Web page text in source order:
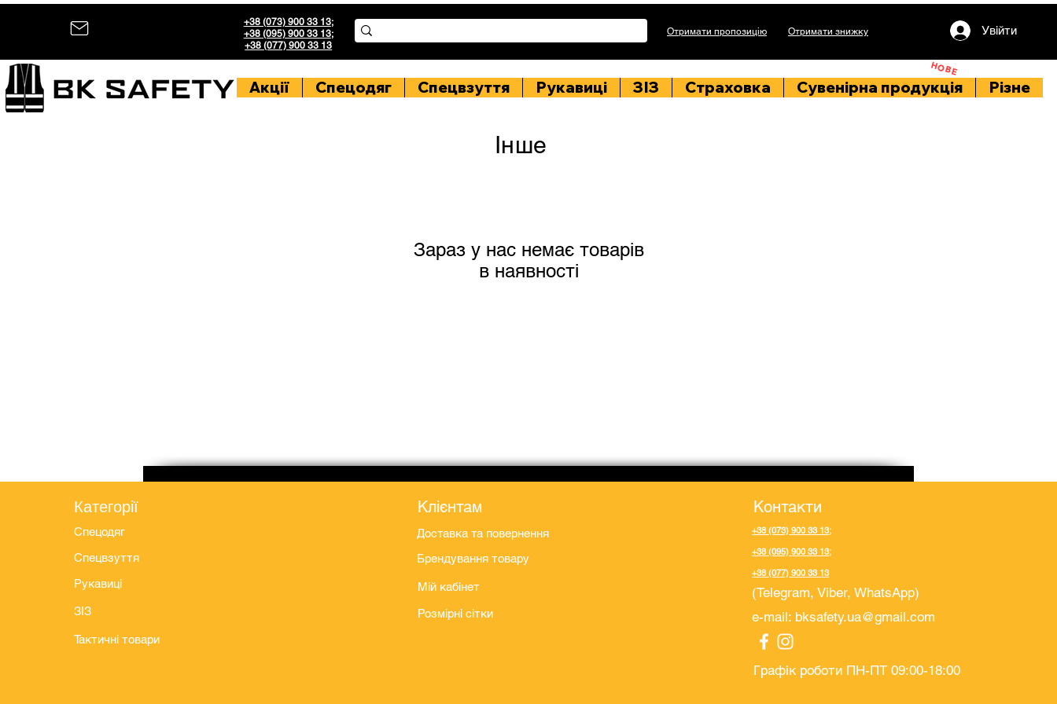
+38 (073) 900 33 13;
+38 (095) 900 33 13;
+38 (077) 900 33 13
Отримати пропозицію Отримати знижку Увійти
НОВЕ
Акції Спецодяг Спецвзуття Рукавиці ЗІЗ Страховка Сувенірна продукція Різне
Інше
Зараз у нас немає товарів
в наявності
Категорії
Спецодяг
Спецвзуття
Рукавиці
ЗІЗ
Тактичні товари
Клієнтам
Доставка та повернення
Брендування товару
Мій кабінет
Розмірні сітки
Контакти
+38 (073) 900 33 13;
+38 (095) 900 33 13;
+38 (077) 900 33 13
(Telegram, Viber, WhatsApp)
e-mail: bksafety.ua@gmail.com
Графік роботи ПН-ПТ 09:00-18:00